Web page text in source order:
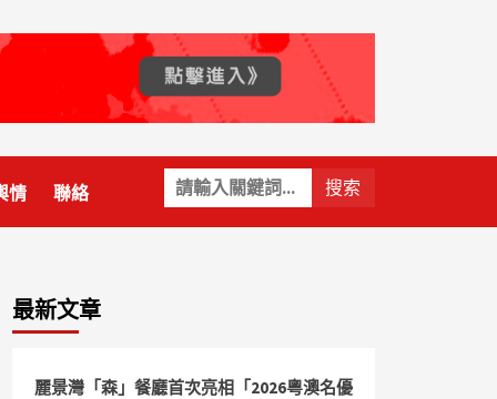
關
鍵
字:
情 聯絡
最新文章
麗景灣「森」餐廳首次亮相「2026粵澳名優